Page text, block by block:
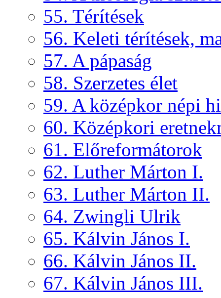
55. Térítések
56. Keleti térítések,
57. A pápaság
58. Szerzetes élet
59. A középkor népi
60. Középkori
61. Előreformátorok
62. Luther Márton I.
63. Luther Márton II.
64. Zwingli Ulrik
65. Kálvin János I.
66. Kálvin János II.
67. Kálvin János III.